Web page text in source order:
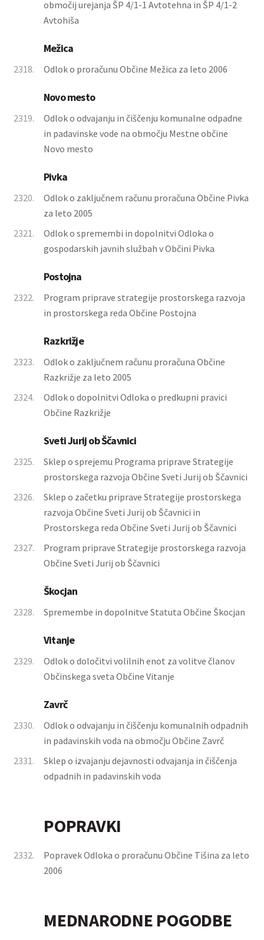
območij urejanja ŠP 4/1-1 Avtotehna in ŠP 4/1-2
Avtohiša
Mežica
2318. Odlok o proračunu Občine Mežica za leto 2006
Novo mesto
2319.
Odlok o odvajanju in čiščenju komunalne odpadne
in padavinske vode na območju Mestne občine
Novo mesto
Pivka
2320.
Odlok o zaključnem računu proračuna Občine Pivka
za leto 2005
2321.
Odlok o spremembi in dopolnitvi Odloka o
gospodarskih javnih službah v Občini Pivka
Postojna
2322.
Program priprave strategije prostorskega razvoja
in prostorskega reda Občine Postojna
Razkrižje
2323.
Odlok o zaključnem računu proračuna Občine
Razkrižje za leto 2005
2324.
Odlok o dopolnitvi Odloka o predkupni pravici
Občine Razkrižje
Sveti Jurij ob Ščavnici
2325.
Sklep o sprejemu Programa priprave Strategije
prostorskega razvoja Občine Sveti Jurij ob Ščavnici
2326.
Sklep o začetku priprave Strategije prostorskega
razvoja Občine Sveti Jurij ob Ščavnici in
Prostorskega reda Občine Sveti Jurij ob Ščavnici
2327.
Program priprave Strategije prostorskega razvoja
Občine Sveti Jurij ob Ščavnici
Škocjan
2328. Spremembe in dopolnitve Statuta Občine Škocjan
Vitanje
2329.
Odlok o določitvi volilnih enot za volitve članov
Občinskega sveta Občine Vitanje
Zavrč
2330.
Odlok o odvajanju in čiščenju komunalnih odpadnih
in padavinskih voda na območju Občine Zavrč
2331.
Sklep o izvajanju dejavnosti odvajanja in čiščenja
odpadnih in padavinskih voda
POPRAVKI
2332.
Popravek Odloka o proračunu Občine Tišina za leto
2006
MEDNARODNE POGODBE